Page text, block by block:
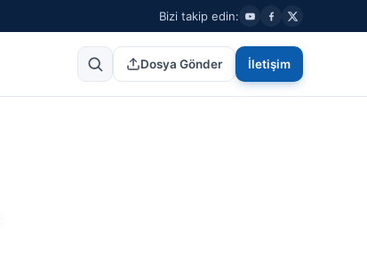
Bizi takip edin:
Dosya Gönder İletişim